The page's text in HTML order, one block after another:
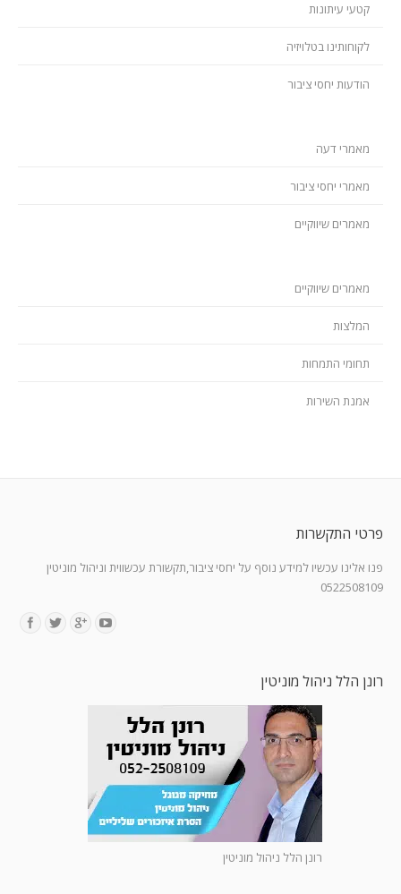
קטעי עיתונות
לקוחותינו בטלויזיה
הודעות יחסי ציבור
מאמרי דעה
מאמרי יחסי ציבור
מאמרים שיווקיים
מאמרים שיווקיים
המלצות
תחומי התמחות
אמנת השירות
פרטי התקשרות
פנו אלינו עכשיו למידע נוסף על יחסי ציבור,תקשורת עכשווית וניהול מוניטין
0522508109
רונן הלל ניהול מוניטין
רונן הלל ניהול מוניטין